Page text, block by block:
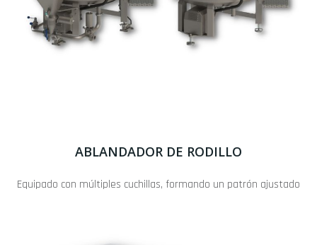
ABLANDADOR DE RODILLO
Equipado con múltiples cuchillas, formando un patrón ajustado